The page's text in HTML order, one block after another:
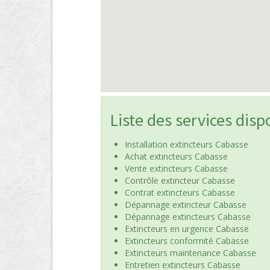
Liste des services
Installation extincteurs Cabasse
Achat extincteurs Cabasse
Vente extincteurs Cabasse
Contrôle extincteur Cabasse
Contrat extincteurs Cabasse
Dépannage extincteur Cabasse
Dépannage extincteurs Cabasse
Extincteurs en urgence Cabasse
Extincteurs conformité Cabasse
Extincteurs maintenance Cabasse
Entretien extincteurs Cabasse